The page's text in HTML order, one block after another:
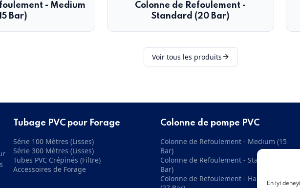
En iyi
- Medium
Bar)
Colonne de Refoulement -
Standard (20 Bar)
Voir tous les produits
Tubage PVC pour Forage
Série 100 Mètres (Lisses)
Série 300 Mètres (Lisses)
Tubes PVC Crépinés (Filtre)
Accessoires de Forage
Colonne de pompe PVC
Colonne de Refoulement - Medium (15
Bar)
Colonne de Refoulement - Standard (20
Bar)
Colonne de Refoulement - Haute Pression